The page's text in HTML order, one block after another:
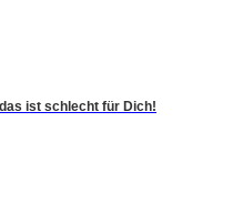
ist schlecht für Dich!